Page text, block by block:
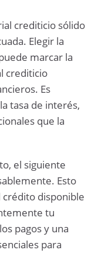
crediticio sólido
Elegir la
marcar la
crediticio
Es
tasa de interés,
que la
el siguiente
Esto
disponible
tu
pagos y una
para